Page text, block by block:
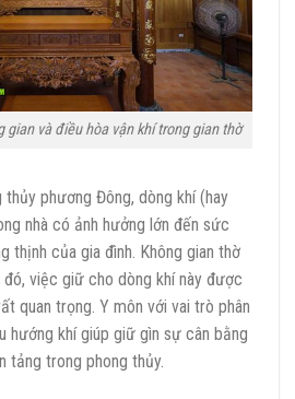
gian và điều hòa vận khí trong gian thờ
thủy phương Đông, dòng khí (hay
nhà có ảnh hưởng lớn đến sức
thịnh của gia đình. Không gian thờ
đó, việc giữ cho dòng khí này được
quan trọng. Y môn với vai trò phân
hướng khí giúp giữ gìn sự cân bằng
tảng trong phong thủy.